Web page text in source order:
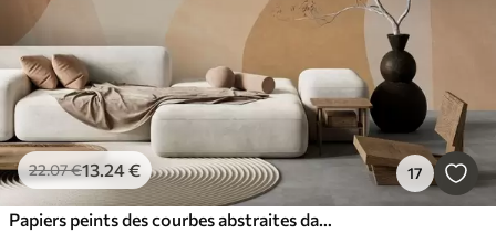
22.07€13.24€ 17
Papiers peints des courbes abstraites dans des tons marron, beige et auburn